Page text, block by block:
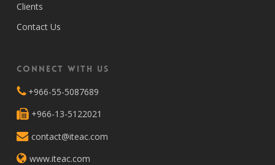
Clients
Contact Us
Connect with Us
+966-55-5087689
+966-13-5122021
contact@iteac.com
www.iteac.com